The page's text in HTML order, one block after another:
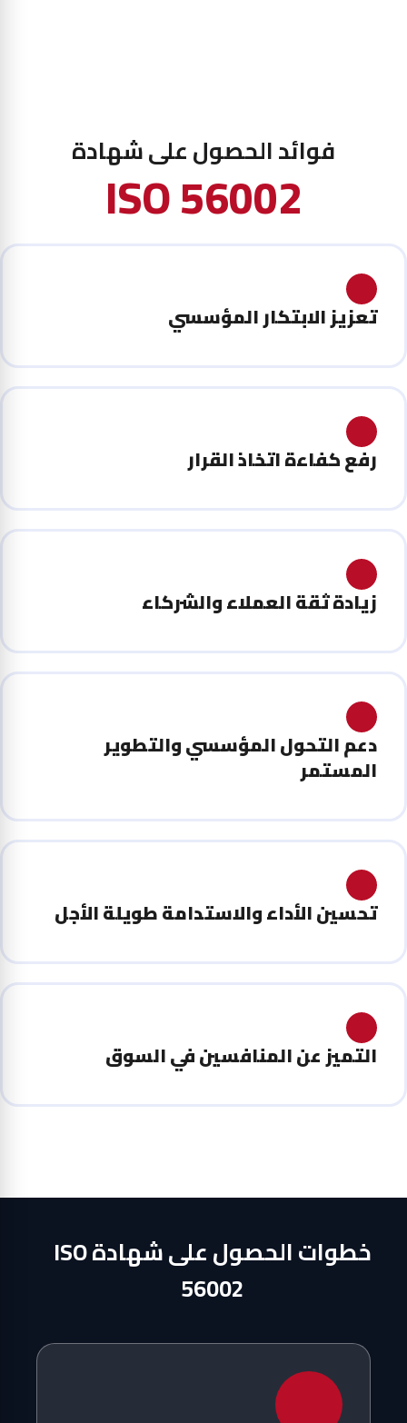
فوائد الحصول على شهادة
ISO 56002
تعزيز الابتكار المؤسسي
رفع كفاءة اتخاذ القرار
زيادة ثقة العملاء والشركاء
دعم التحول المؤسسي والتطوير
المستمر
تحسين الأداء والاستدامة طويلة الأجل
التميز عن المنافسين في السوق
خطوات الحصول على شهادة ISO
56002